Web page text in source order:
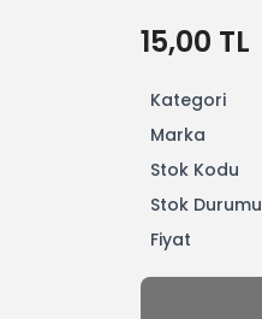
15,00 TL
Kategori
Marka
Stok Kodu
Stok Durumu
Fiyat